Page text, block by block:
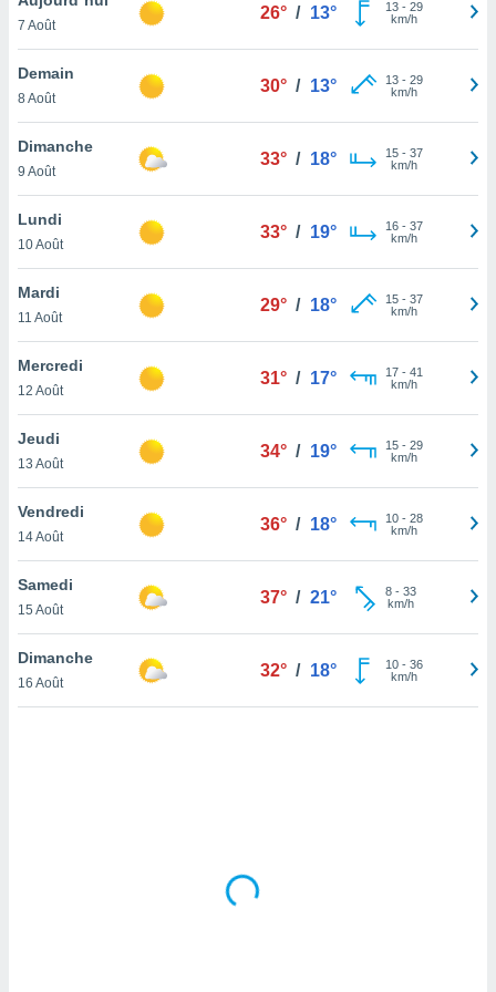
et
»,
au
vous
qu'ils
ou
le
ainsi
un
la
du
en
de
7 Août
26° / 13° 13- 29
km/h
Demain
8 Août
30° / 13° 13- 29
km/h
Dimanche
9 Août
33° / 18° 15- 37
km/h
Lundi
10 Août
33° / 19° 16- 37
km/h
Mardi
11 Août
29° / 18° 15- 37
km/h
Mercredi
12 Août
31° / 17° 17- 41
km/h
Jeudi
13 Août
34° / 19° 15- 29
km/h
Vendredi
14 Août
36° / 18° 10- 28
km/h
Samedi
15 Août
37° / 21° 8- 33
km/h
Dimanche
16 Août
32° / 18° 10- 36
km/h